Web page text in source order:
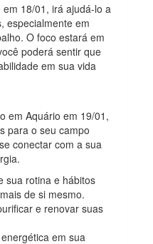
18/01, irá ajudá-lo a
especialmente em
O foco estará em
poderá sentir que
em sua vida
em Aquário em 19/01,
para o seu campo
conectar com a sua
sua rotina e hábitos
de si mesmo.
e renovar suas
em sua